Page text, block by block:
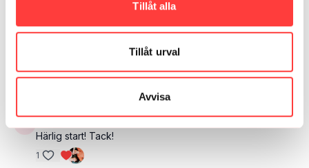
Tillåt alla
Tillåt urval
Avvisa
oktober 29, 2024
Maria augusti 22, 2024
Härlig start! Tack!
1